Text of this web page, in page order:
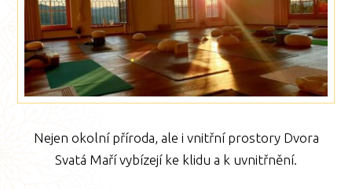
Nejen okolní příroda, ale i vnitřní prostory Dvora
Svatá Maří vybízejí ke klidu a k uvnitřnění.